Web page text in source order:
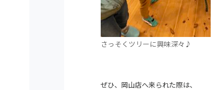
さっそくツリーに興味深々♪
ぜひ、岡山店へ来られた際は、